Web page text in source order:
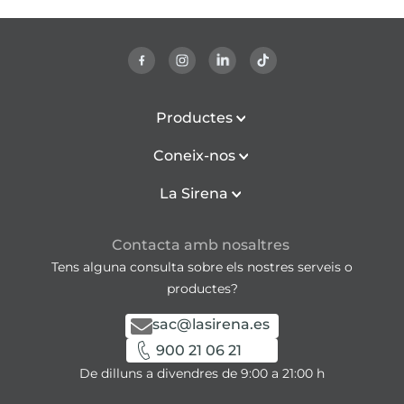
Productes
Coneix-nos
La Sirena
Contacta amb nosaltres
Tens alguna consulta sobre els nostres serveis o
productes?
sac@lasirena.es
900 21 06 21
De dilluns a divendres de 9:00 a 21:00 h